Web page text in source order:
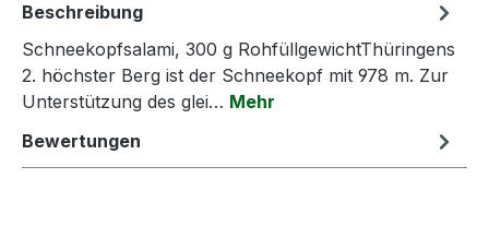
Beschreibung
Schneekopfsalami, 300 g RohfüllgewichtThüringens
2. höchster Berg ist der Schneekopf mit 978 m. Zur
Unterstützung des glei… Mehr
Bewertungen